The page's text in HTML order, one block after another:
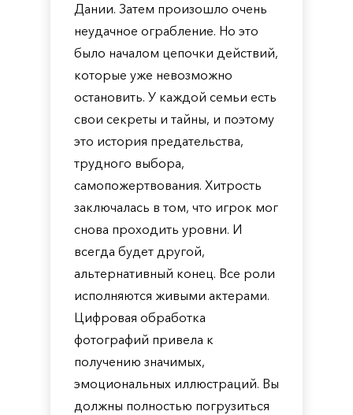
Дании. Затем произошло очень
неудачное ограбление. Но это
было началом цепочки действий,
которые уже невозможно
остановить. У каждой семьи есть
свои секреты и тайны, и поэтому
это история предательства,
трудного выбора,
самопожертвования. Хитрость
заключалась в том, что игрок мог
снова проходить уровни. И
всегда будет другой,
альтернативный конец. Все роли
исполняются живыми актерами.
Цифровая обработка
фотографий привела к
получению значимых,
эмоциональных иллюстраций. Вы
должны полностью погрузиться